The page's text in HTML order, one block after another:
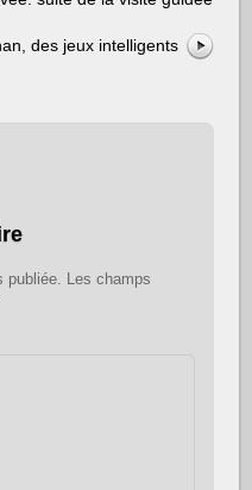
des jeux intelligents
publiée. Les champs